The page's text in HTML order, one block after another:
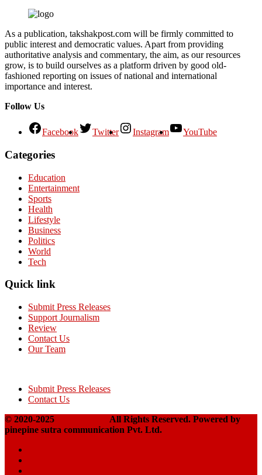
As a publication, takshakpost.com will be firmly committed to
public interest and democratic values. Apart from providing
authoritative analysis and commentary, the aim, as our resources
grow, is to build ourselves as a platform driven by good old-
fashioned reporting on issues of national and international
importance and interest.
Follow Us
Facebook Twitter Instagram YouTube
Categories
Education
Entertainment
Sports
Health
Lifestyle
Business
Politics
World
Tech
Quick link
Submit Press Releases
Support Journalism
Review
Contact Us
Our Team
Submit Press Releases
Contact Us
© 2020-2025
All Rights Reserved. Powered by
pinepine sutra communication Pvt. Ltd.